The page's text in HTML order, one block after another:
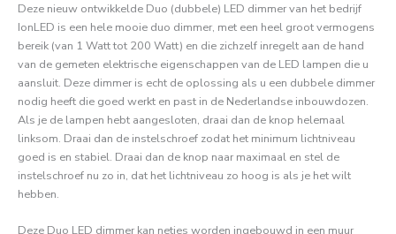
Deze nieuw ontwikkelde Duo (dubbele) LED dimmer van het bedrijf
IonLED is een hele mooie duo dimmer, met een heel groot vermogens
bereik (van 1 Watt tot 200 Watt) en die zichzelf inregelt aan de hand
van de gemeten elektrische eigenschappen van de LED lampen die u
aansluit. Deze dimmer is echt de oplossing als u een dubbele dimmer
nodig heeft die goed werkt en past in de Nederlandse inbouwdozen.
Als je de lampen hebt aangesloten, draai dan de knop helemaal
linksom. Draai dan de instelschroef zodat het minimum lichtniveau
goed is en stabiel. Draai dan de knop naar maximaal en stel de
instelschroef nu zo in, dat het lichtniveau zo hoog is als je het wilt
hebben.